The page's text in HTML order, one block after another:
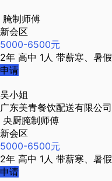
腌制师傅
新会区
5000-6500元
2年 高中 1人 带薪寒、暑假
申请
吴小姐
广东美青餐饮配送有限公司
央厨腌制师傅
新会区
5000-6500元
2年 高中 1人 带薪寒、暑假
申请